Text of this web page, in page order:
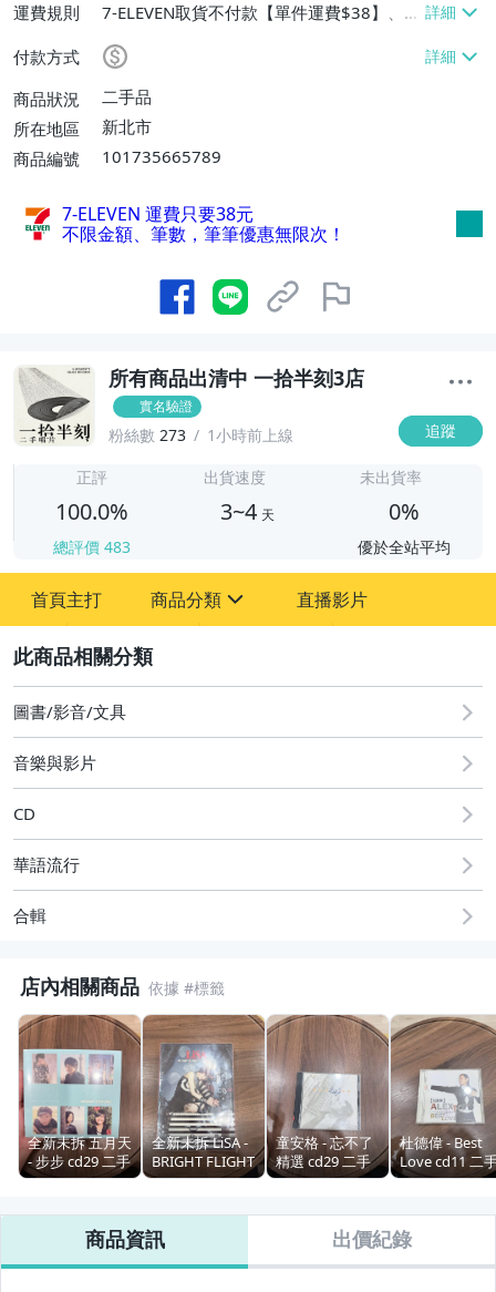
運費規則
7-ELEVEN取貨不付款【單件運費$38】、郵
局掛號【單件運費$80】
付款方式
商品狀況
二手品
所在地區
新北市
商品編號
101735665789
7-ELEVEN 運費只要38元
不限金額、筆數，筆筆優惠無限次！
所有商品出清中 一拾半刻3店
實名驗證
粉絲數 273 1小時前上線 追蹤
正評
100.0%
總評價 483
出貨速度
3~4 天
未出貨率
0%
優於全站平均
首頁主打 商品分類
圖書/影音/文具
玩具、模型與公仔
家電與影音視聽
直播影片
圖書/影音/文具
音樂與影片
CD
華語流行
合輯
店內相關商品
全新未拆 五月天
- 步步 cd29 二手
唱片
全新未拆 LiSA -
BRIGHT FLIGHT
cd17 二手唱片
童安格 - 忘不了
精選 cd29 二手
唱片
杜德偉 - Best
Love cd11 二
唱片 二手CD
商品資訊 出價紀錄